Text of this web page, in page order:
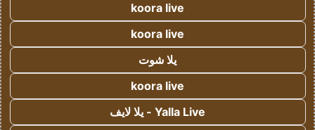
koora live
koora live
يلا شوت
koora live
Yalla Live - يلا لايف